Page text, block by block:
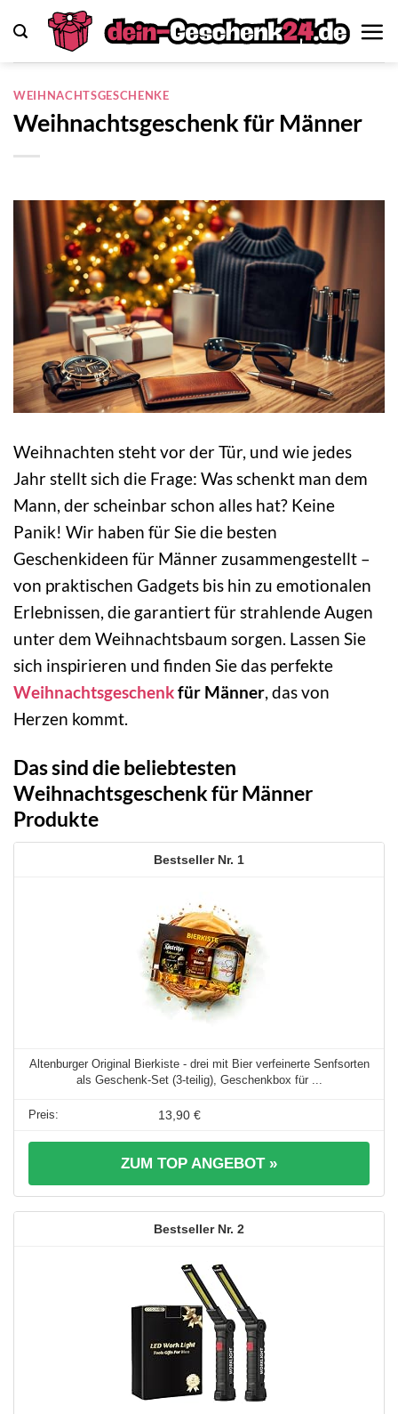
Inhalt
springen
WEIHNACHTSGESCHENKE
Weihnachtsgeschenk für Männer
Weihnachten steht vor der Tür, und wie jedes
Jahr stellt sich die Frage: Was schenkt man dem
Mann, der scheinbar schon alles hat? Keine
Panik! Wir haben für Sie die besten
Geschenkideen für Männer zusammengestellt –
von praktischen Gadgets bis hin zu emotionalen
Erlebnissen, die garantiert für strahlende Augen
unter dem Weihnachtsbaum sorgen. Lassen Sie
sich inspirieren und finden Sie das perfekte
Weihnachtsgeschenkfür Männer, das von
Herzen kommt.
Das sind die beliebtesten
Weihnachtsgeschenk für Männer
Produkte
1
Altenburger Original Bierkiste - drei mit Bier verfeinerte Senfsorten
als Geschenk-Set (3-teilig), Geschenkbox für ...
13,90 €
ZUM TOP ANGEBOT »
2